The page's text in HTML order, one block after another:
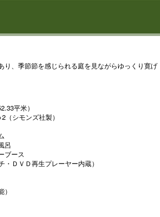
り、季節節を感じられる庭を見ながらゆっくり寛げ
平米）
（シモンズ社製）
呂
ブース
・ＤＶＤ再生プレーヤー内蔵）